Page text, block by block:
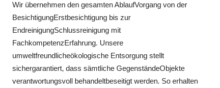
Wir übernehmen den gesamten AblaufVorgang von der
BesichtigungErstbesichtigung bis zur
EndreinigungSchlussreinigung mit
FachkompetenzErfahrung. Unsere
umweltfreundlicheökologische Entsorgung stellt
sichergarantiert, dass sämtliche GegenständeObjekte
verantwortungsvoll behandeltbeseitigt werden. So erhalten